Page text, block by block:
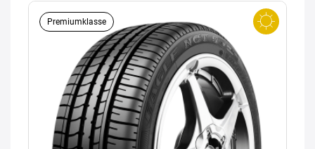
Premiumklasse